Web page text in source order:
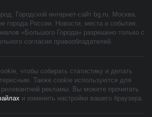
Городской интернет-сайт bg.ru. Москва,
города России. Новости, места и события.
«Большого Города» разрешено только с
согласия правообладателей.
чтобы собирать статистику и делать
Также cookie используются для
рекламы. Вы можете прочитать
и изменить настройки вашего браузера.